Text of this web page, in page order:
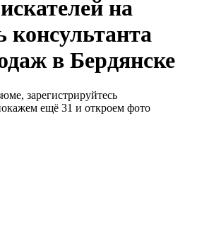
на
консультанта
в Бердянске
зарегистрируйтесь
ещё 31 и откроем фото